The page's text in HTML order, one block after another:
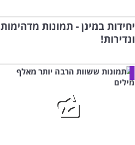
יחידות במינן - תמונות מדהימות
ונדירות!